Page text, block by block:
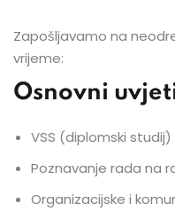
Zapošljavamo na
vrijeme:
Osnovni
VSS (diplomski studij)
Poznavanje rada na
Organizacijske i